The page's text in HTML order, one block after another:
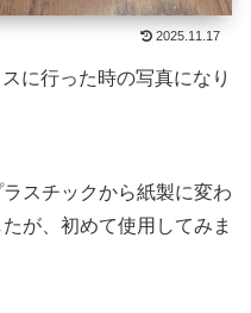
2025.11.17
に行った時の写真になり
スチックから紙製に変わ
が、初めて使用してみま